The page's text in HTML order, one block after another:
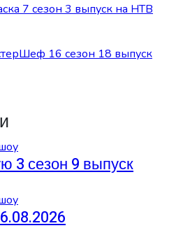
7 сезон 3 выпуск на НТВ
16 сезон 18 выпуск
3 сезон 9 выпуск